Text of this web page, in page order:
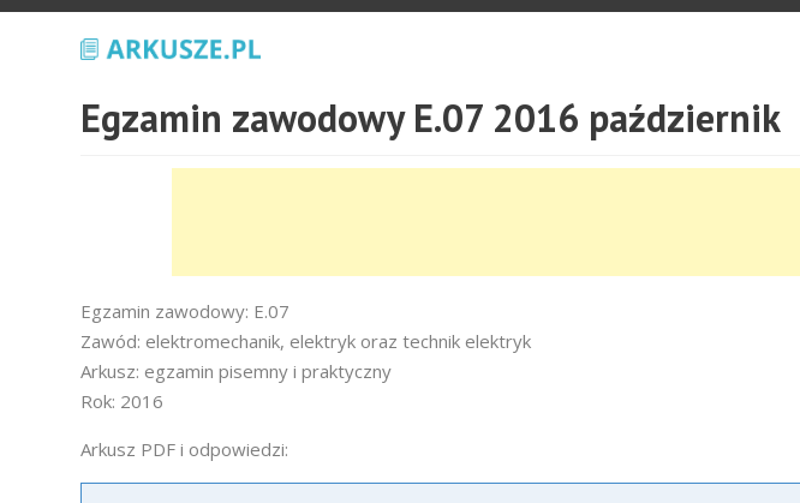
Egzamin zawodowy E.07 2016 październik
Egzamin zawodowy: E.07
Zawód: elektromechanik, elektryk oraz technik elektryk
Arkusz: egzamin pisemny i praktyczny
Rok: 2016
Arkusz PDF i odpowiedzi: